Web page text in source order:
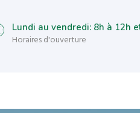
Lundi au vendredi: 8h à 12h
Horaires d'ouverture